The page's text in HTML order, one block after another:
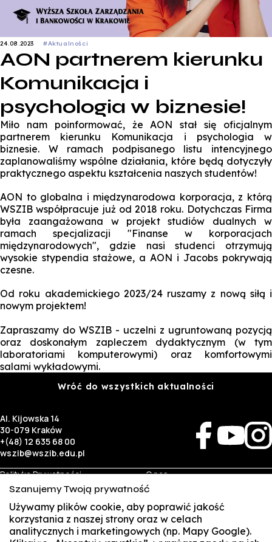
24.08.2023 #Aktualności
AON partnerem kierunku
Komunikacja i
psychologia w biznesie!
Miło nam poinformować, że AON stał się oficjalnym
partnerem kierunku Komunikacja i psychologia w
biznesie. W ramach podpisanego listu intencyjnego
zaplanowaliśmy wspólne działania, które będą dotyczyły
praktycznego aspektu kształcenia naszych studentów!
AON to globalna i międzynarodowa korporacja, z którą
WSZIB współpracuje już od 2018 roku. Dotychczas Firma
była zaangażowana w projekt studiów dualnych w
ramach specjalizacji "Finanse w korporacjach
międzynarodowych", gdzie nasi studenci otrzymują
wysokie stypendia stażowe, a AON i Jacobs pokrywają
czesne.
Od roku akademickiego 2023/24 ruszamy z nową siłą i
nowym projektem!
Zapraszamy do WSZIB - uczelni z ugruntowaną pozycją
oraz doskonałym zapleczem dydaktycznym (w tym
laboratoriami komputerowymi) oraz komfortowymi
salami wykładowymi.
Wróć do wszystkich aktualności
Al. Kijowska 14
30-079 Kraków
+(48) 12 635 68 00
wszib@wszib.edu.pl
Polityka Prywatności
RODO
Identyfikacja wizualna
O nas
Rekrutacja
Studia
Kontakt
Biznes Student
Szanujemy Twoją prywatność
Używamy plików cookie, aby poprawić jakość
korzystania z naszej strony oraz w celach
analitycznych i marketingowych (np. Mapy Google).